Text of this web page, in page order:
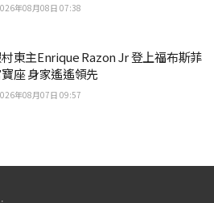
年08月08日 07:38
東主Enrique Razon Jr 登上福布斯菲
座 身家遙遙領先
年08月07日 09:57